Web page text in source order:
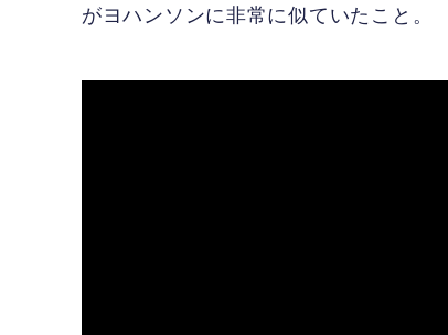
がヨハンソンに非常に似ていたこと。